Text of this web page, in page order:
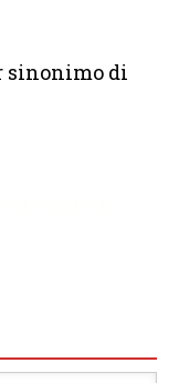
sinonimo di